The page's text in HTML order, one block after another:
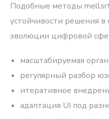
Подобные методы
устойчивости решения в
эволюции цифровой
масштабируемая
регулярный разбор
итеративное
адаптация UI под